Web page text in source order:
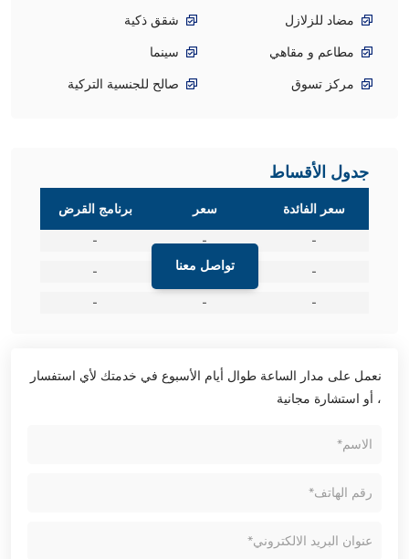
مضاد للزلازل
شقق ذكية
مطاعم و مقاهي
سينما
مركز تسوق
صالح للجنسية التركية
جدول الأقساط
تواصل معنا
سعر الفائدة سعر
برنامج القرض
-
-
-
-
-
-
-
-
-
نعمل على مدار الساعة طوال أيام الأسبوع في خدمتك لأي استفسار
، أو استشارة مجانية